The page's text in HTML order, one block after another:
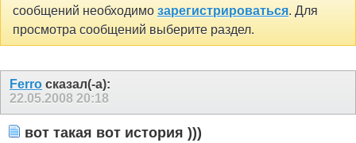
сообщений необходимо зарегистрироваться. Для
просмотра сообщений выберите раздел.
Ferro сказал(-а):
22.05.2008 20:18
вот такая вот история )))